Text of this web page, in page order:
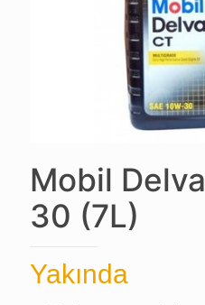
Mobil
30 (7L)
Yakında